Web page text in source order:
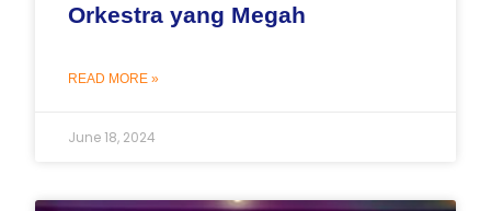
Orkestra yang Megah
READ MORE »
June 18, 2024